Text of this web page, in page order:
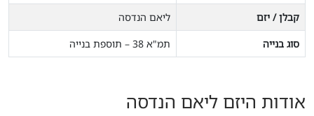
קבלן / יזם
ליאם הנדסה
סוג בנייה
תמ"א 38 – תוספת בנייה
אודות היזם ליאם הנדסה